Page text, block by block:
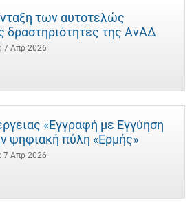
των αυτοτελώς
δραστηριότητες της ΑνΑΔ
7 Απρ 2026
«Εγγραφή με Εγγύηση
ψηφιακή πύλη «Ερμής»
7 Απρ 2026